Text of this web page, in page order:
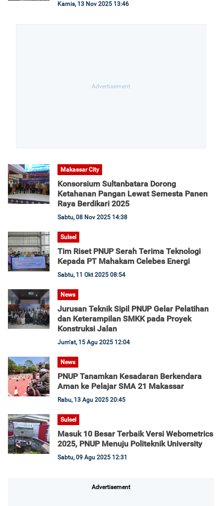
Kamis, 13 Nov 2025 13:46
Makassar City
Konsorsium Sultanbatara Dorong
Ketahanan Pangan Lewat Semesta Panen
Raya Berdikari 2025
Sabtu, 08 Nov 2025 14:38
Sulsel
Tim Riset PNUP Serah Terima Teknologi
Kepada PT Mahakam Celebes Energi
Sabtu, 11 Okt 2025 08:54
News
Jurusan Teknik Sipil PNUP Gelar Pelatihan
dan Keterampilan SMKK pada Proyek
Konstruksi Jalan
Jum'at, 15 Agu 2025 12:04
News
PNUP Tanamkan Kesadaran Berkendara
Aman ke Pelajar SMA 21 Makassar
Rabu, 13 Agu 2025 20:45
Sulsel
Masuk 10 Besar Terbaik Versi Webometrics
2025, PNUP Menuju Politeknik University
Sabtu, 09 Agu 2025 12:31
Advertisement